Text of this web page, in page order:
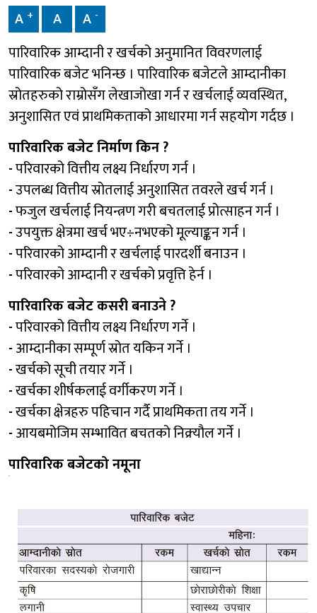
A + A A -
पारिवारिक आम्दानी र खर्चको अनुमानित विवरणलाई
पारिवारिक बजेट भनिन्छ । पारिवारिक बजेटले आम्दानीका
स्रोतहरुको राम्रोसँग लेखाजोखा गर्न र खर्चलाई व्यवस्थित,
अनुशासित एवं प्राथमिकताको आधारमा गर्न सहयोग गर्दछ ।
पारिवारिक बजेट निर्माण किन ?
-परिवारको वित्तीय लक्ष्य निर्धारण गर्न ।
-उपलब्ध वित्तीय स्रोतलाई अनुशासित तवरले खर्च गर्न ।
-फजुल खर्चलाई नियन्त्रण गरी बचतलाई प्रोत्साहन गर्न ।
-उपयुक्त क्षेत्रमा खर्च भए÷नभएको मूल्याङ्कन गर्न ।
-परिवारको आम्दानी र खर्चलाई पारदर्शी बनाउन ।
-परिवारको आम्दानी र खर्चको प्रवृत्ति हेर्न ।
पारिवारिक बजेट कसरी बनाउने ?
-परिवारको वित्तीय लक्ष्य निर्धारण गर्ने ।
-आम्दानीका सम्पूर्ण स्रोत यकिन गर्ने ।
-खर्चको सूची तयार गर्ने ।
-खर्चका शीर्षकलाई वर्गीकरण गर्ने ।
-खर्चका क्षेत्रहरु पहिचान गर्दै प्राथमिकता तय गर्ने ।
-आयबमोजिम सम्भावित बचतको निक्र्यौल गर्ने ।
पारिवारिक बजेटको नमूना